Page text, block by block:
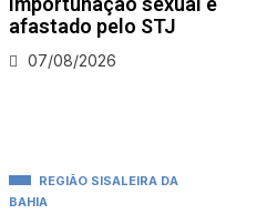
afastado pelo STJ
07/08/2026
REGIÃO SISALEIRA DA
BAHIA